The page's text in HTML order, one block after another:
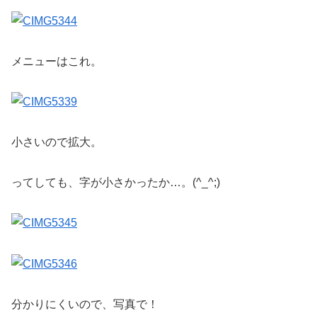
メニューはこれ。
小さいので拡大。
ってしても、字が小さかったか…。(^_^;)
分かりにくいので、写真で！